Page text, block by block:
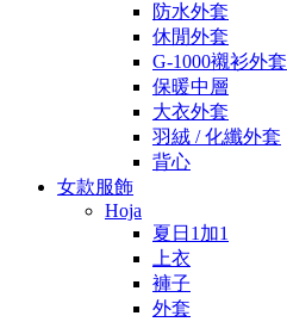
防水外套
休閒外套
G-1000襯衫外套
保暖中層
大衣外套
羽絨 / 化纖外套
背心
女款服飾
Hoja
夏日1加1
上衣
褲子
外套